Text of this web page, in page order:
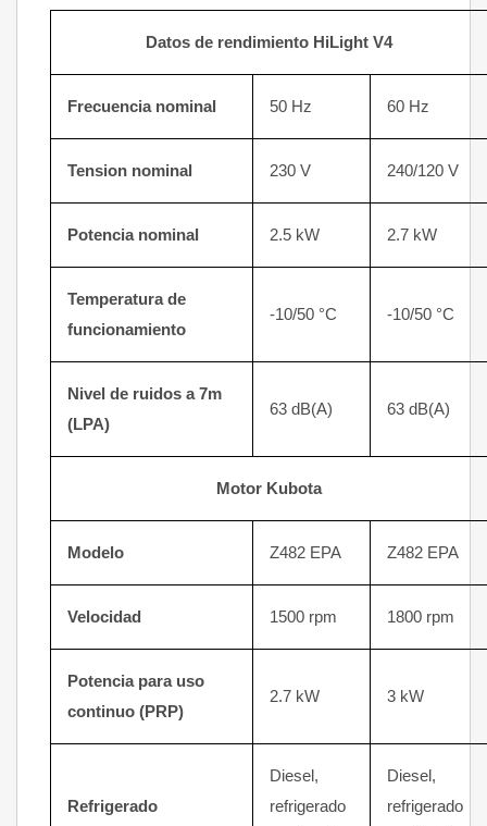
Datos de rendimiento HiLight V4
Frecuencia nominal 50 Hz 60 Hz
Tension nominal 230 V 240/120 V
Potencia nominal 2.5 kW 2.7 kW
Temperatura de
funcionamiento
-10/50 °C -10/50 °C
Nivel de ruidos a 7m
(LPA)
63 dB(A) 63 dB(A)
Motor Kubota
Modelo Z482 EPA Z482 EPA
Velocidad 1500 rpm 1800 rpm
Potencia para uso
continuo (PRP)
2.7 kW 3 kW
Refrigerado
Diesel,
refrigerado
Diesel,
refrigerado